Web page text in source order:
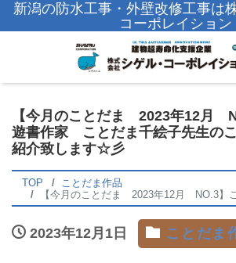
新潟の防水工事・外壁改修工事は
コーポレイション
【今月のことだま 2023年12月
遊書作家 ことだま千絵子先生の
紹介致します☆彡
TOP
ことだま作品
【今月のことだま 2023年12月 NO.3】ことだま遊書作家 ことだま千絵子先生の
2023年12月1日 ことだま